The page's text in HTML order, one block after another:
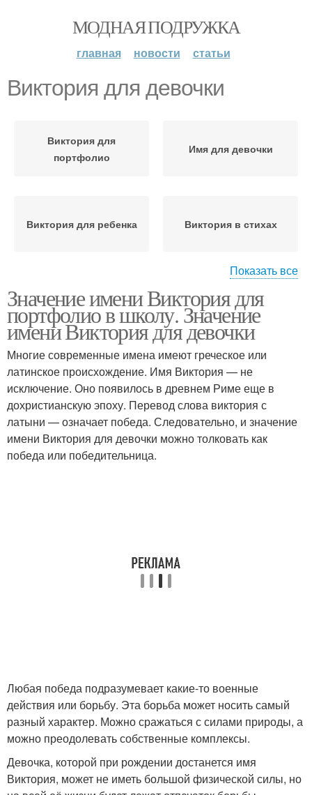
МОДНАЯ ПОДРУЖКА
главная новости статьи
Виктория для девочки
Виктория для
портфолио
Имя для девочки
Виктория для ребенка Виктория в стихах
Стихи про викторию
православии
Показать все
Значение имени Виктория для
портфолио в школу. Значение
имени Виктория для девочки
Многие современные имена имеют греческое или
латинское происхождение. Имя Виктория — не
исключение. Оно появилось в древнем Риме еще в
дохристианскую эпоху. Перевод слова виктория с
латыни — означает победа. Следовательно, и значение
имени Виктория для девочки можно толковать как
победа или победительница.
Любая победа подразумевает какие-то военные
действия или борьбу. Эта борьба может носить самый
разный характер. Можно сражаться с силами природы, а
можно преодолевать собственные комплексы.
Девочка, которой при рождении достанется имя
Виктория, может не иметь большой физической силы, но